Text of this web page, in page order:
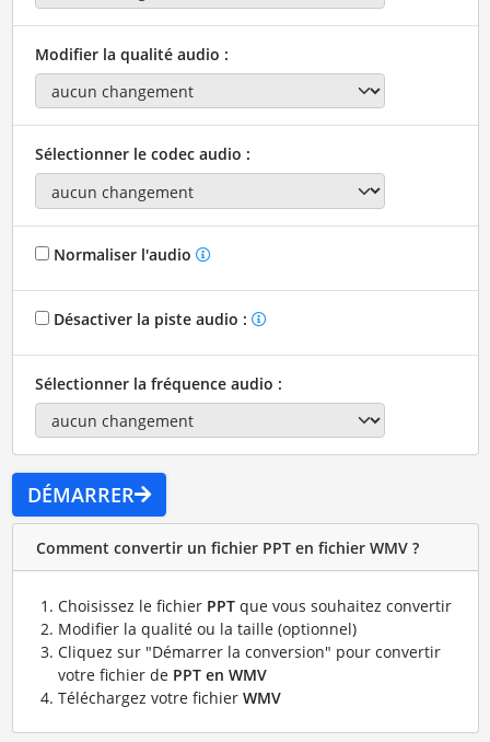
Modifier la qualité audio :
Sélectionner le codec audio :
Normaliser l'audio
Désactiver la piste audio :
Sélectionner la fréquence audio :
DÉMARRER
Comment convertir un fichier PPT en fichier WMV ?
Choisissez le fichier PPTque vous souhaitez convertir
Modifier la qualité ou la taille (optionnel)
Cliquez sur "Démarrer la conversion" pour convertir
votre fichier de PPT en WMV
Téléchargez votre fichier WMV